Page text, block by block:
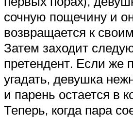
сочную пощечину и
возвращается к
Затем заходит
претендент. Если же
угадать, девушка
и парень остается в
Теперь, когда пара